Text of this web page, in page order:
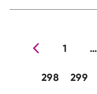
Prejšnja stran
1 …
298 299